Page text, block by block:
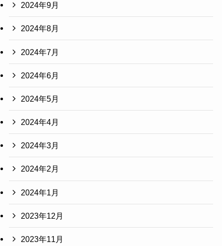
2024年9月
2024年8月
2024年7月
2024年6月
2024年5月
2024年4月
2024年3月
2024年2月
2024年1月
2023年12月
2023年11月